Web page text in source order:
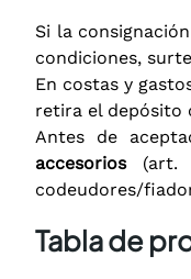
Si la consignación
condiciones,
En costas y
retira el depósito
Antes de
accesorios(art.
codeudores/
Tabla de